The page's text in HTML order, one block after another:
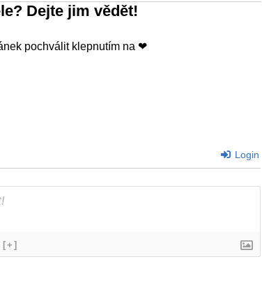
Dejte jim vědět!
pochválit klepnutím na ❤
Login
[+]